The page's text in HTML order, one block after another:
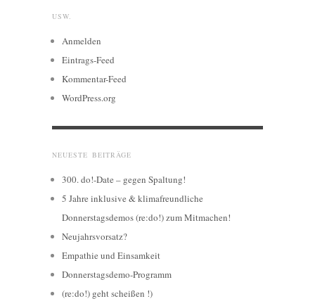
USW.
Anmelden
Eintrags-Feed
Kommentar-Feed
WordPress.org
NEUESTE BEITRÄGE
300. do!-Date – gegen Spaltung!
5 Jahre inklusive & klimafreundliche
Donnerstagsdemos (re:do!) zum Mitmachen!
Neujahrsvorsatz?
Empathie und Einsamkeit
Donnerstagsdemo-Programm
(re:do!) geht scheißen !)